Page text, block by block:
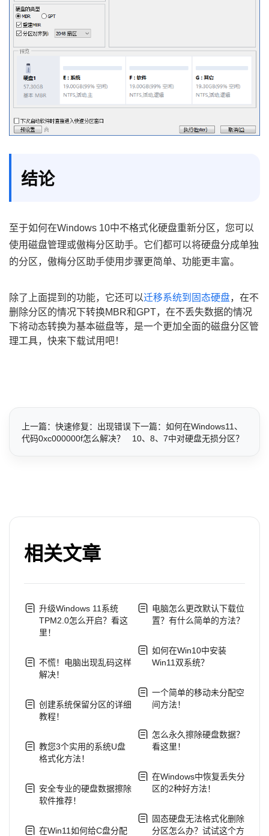
结论
至于如何在Windows 10中不格式化硬盘重新分区，您可以
使用磁盘管理或傲梅分区助手。它们都可以将硬盘分成单独
的分区，傲梅分区助手使用步骤更简单、功能更丰富。
除了上面提到的功能，它还可以迁移系统到固态硬盘，在不
删除分区的情况下转换MBR和GPT，在不丢失数据的情况
下将动态转换为基本磁盘等，是一个更加全面的磁盘分区管
理工具，快来下载试用吧！
上一篇：快速修复：出现错误
代码0xc000000f怎么解决？
下一篇：如何在Windows11、
10、8、7中对硬盘无损分区？
相关文章
升级Windows 11系统
TPM2.0怎么开启？看这
里！
不慌！电脑出现乱码这样
解决！
创建系统保留分区的详细
教程！
教您3个实用的系统U盘
格式化方法！
安全专业的硬盘数据擦除
软件推荐！
在Win11如何给C盘分配
电脑怎么更改默认下载位
置？有什么简单的方法？
如何在Win10中安装
Win11双系统？
一个简单的移动未分配空
间方法！
怎么永久擦除硬盘数据？
看这里！
在Windows中恢复丢失分
区的2种好方法！
固态硬盘无法格式化删除
分区怎么办？试试这个方